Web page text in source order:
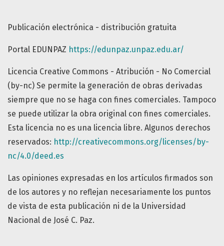
Publicación electrónica - distribución gratuita
Portal EDUNPAZ https://edunpaz.unpaz.edu.ar/
Licencia Creative Commons - Atribución - No Comercial
(by-nc) Se permite la generación de obras derivadas
siempre que no se haga con fines comerciales. Tampoco
se puede utilizar la obra original con fines comerciales.
Esta licencia no es una licencia libre. Algunos derechos
reservados: http://creativecommons.org/licenses/by-
nc/4.0/deed.es
Las opiniones expresadas en los artículos firmados son
de los autores y no reflejan necesariamente los puntos
de vista de esta publicación ni de la Universidad
Nacional de José C. Paz.